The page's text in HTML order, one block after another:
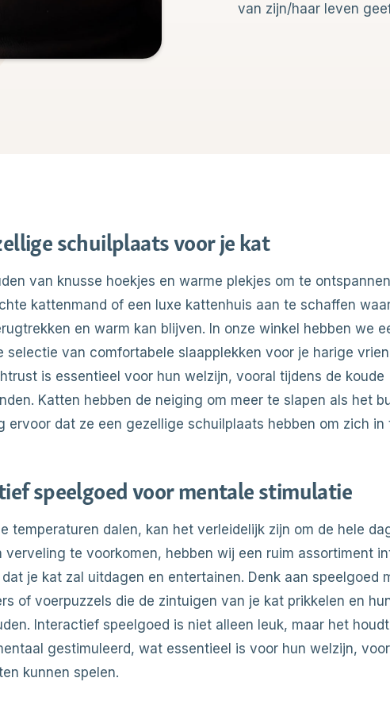
van zijn/haar leven
schuilplaats voor je kat
van knusse hoekjes en warme plekjes om te
kattenmand of een luxe kattenhuis aan te schaffen
en warm kan blijven. In onze winkel hebben we
selectie van comfortabele slaapplekken voor je harige
is essentieel voor hun welzijn, vooral tijdens de koude
Katten hebben de neiging om meer te slapen als het
ervoor dat ze een gezellige schuilplaats hebben om zich in
speelgoed voor mentale stimulatie
temperaturen dalen, kan het verleidelijk zijn om de hele
verveling te voorkomen, hebben wij een ruim assortiment
je kat zal uitdagen en entertainen. Denk aan speelgoed
of voerpuzzels die de zintuigen van je kat prikkelen en
Interactief speelgoed is niet alleen leuk, maar het
gestimuleerd, wat essentieel is voor hun welzijn,
kunnen spelen.